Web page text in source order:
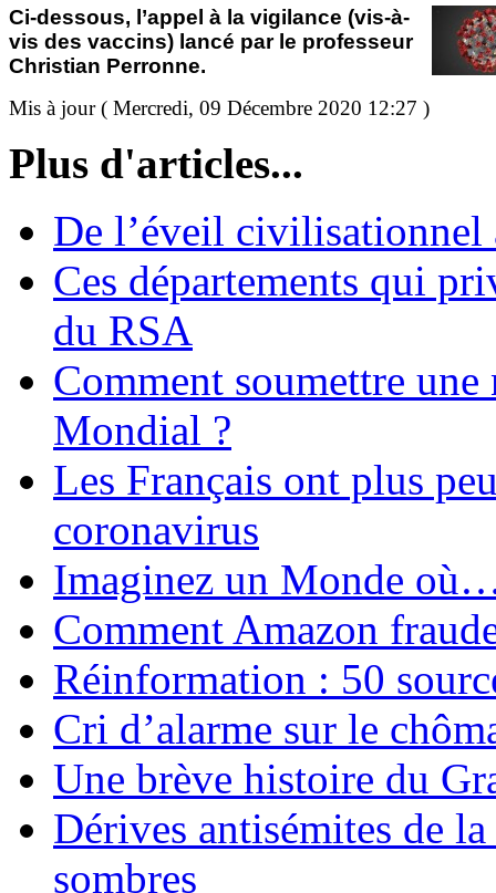
Ci-dessous, l’appel à la vigilance (vis-à-
vis des vaccins) lancé par le professeur
Christian Perronne.
Mis à jour ( Mercredi, 09 Décembre 2020 12:27 )
Plus d'articles...
De l’éveil
Ces départements qui
du RSA
Comment soumettre
Mondial ?
Les Français ont plus
coronavirus
Imaginez un Monde
Comment Amazon
Réinformation : 50
Cri d’alarme sur le
Une brève histoire du
Dérives antisémites de
sombres